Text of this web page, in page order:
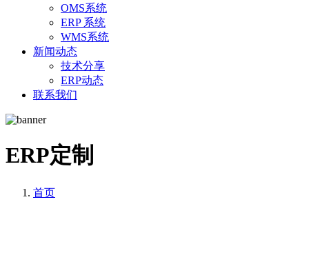
OMS系统
ERP 系统
WMS系统
新闻动态
技术分享
ERP动态
联系我们
ERP定制
首页